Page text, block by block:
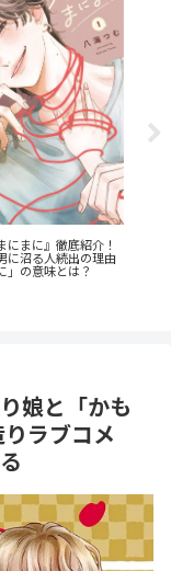
ちは殺していませ
説：優しき女性教師
讐劇
娘と「かも
ラブコメ